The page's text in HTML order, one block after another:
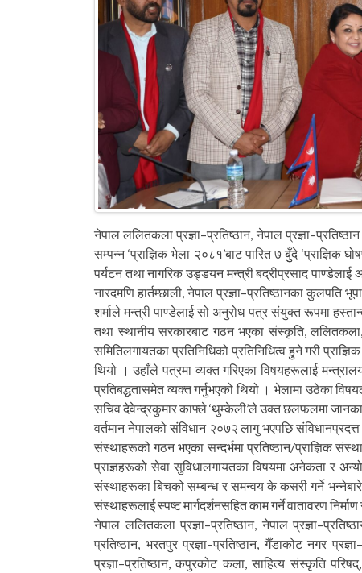
नेपाल ललितकला प्रज्ञा–प्रतिष्ठान, नेपाल
सम्पन्न ‘प्राज्ञिक भेला २०८१’बाट पारित ७ बुुँदे
पर्यटन तथा नागरिक उड्डयन मन्त्री बद्रीप्रसाद
नारदमणि हार्तम्छाली, नेपाल प्रज्ञा–प्रतिष्ठानका कुलपति
शर्माले मन्त्री पाण्डेलाई सो अनुरोध पत्र संयुक्त रूपमा
तथा स्थानीय सरकारबाट गठन भएका संस्कृति, ललितकला,
समितिलगायतका प्रतिनिधिको प्रतिनिधित्व हुुने गरी
थियो । उहाँले पत्रमा व्यक्त गरिएका विषयहरूलाई
प्रतिबद्धतासमेत व्यक्त गर्नुभएको थियो । भेलामा उठेका
सचिव देवेन्द्रकुमार काफ्ले ‘थुम्केली’ले उक्त छलफलमा
वर्तमान नेपालको संविधान २०७२ लागु भएपछि
संस्थाहरूको गठन भएका सन्दर्भमा प्रतिष्ठान/प्राज्ञिक
प्राज्ञहरूको सेवा सुविधालगायतका विषयमा अनेकता र
संस्थाहरूका बिचको सम्बन्ध र समन्वय के कसरी गर्ने
संस्थाहरूलाई स्पष्ट मार्गदर्शनसहित काम गर्ने वातावरण
नेपाल ललितकला प्रज्ञा–प्रतिष्ठान, नेपाल
प्रतिष्ठान, भरतपुर प्रज्ञा–प्रतिष्ठान, गैँडाकोट नगर
प्रज्ञा–प्रतिष्ठान, कपुरकोट कला, साहित्य संस्कृति